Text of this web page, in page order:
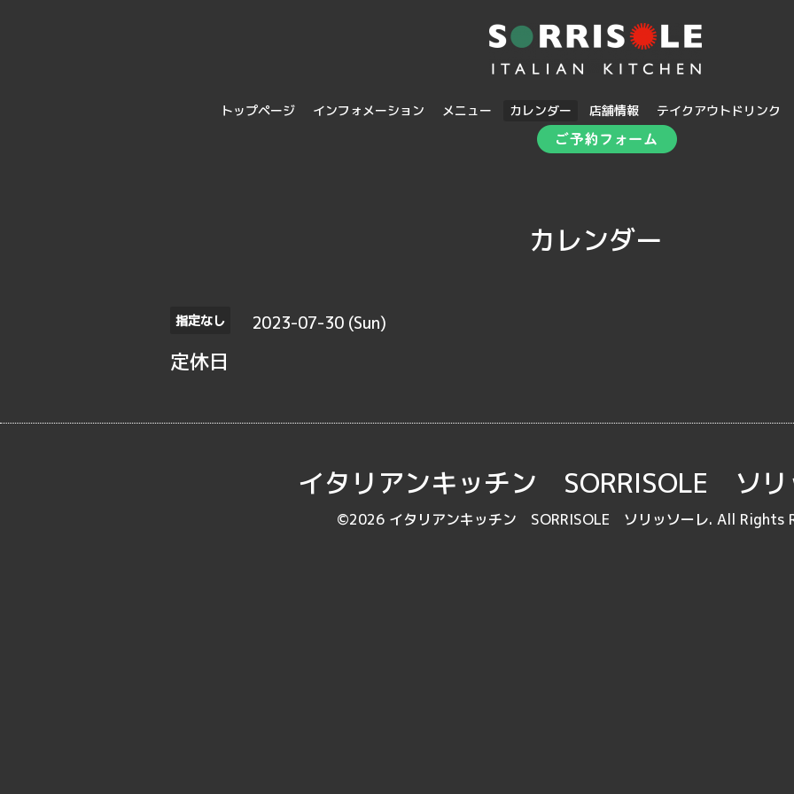
トップページ インフォメーション メニュー カレンダー 店舗情報 テイクアウトドリンク
カレンダー
指定なし 2023-07-30 (Sun)
定休日
イタリアンキッチン SORRISOLE ソリ
©2026 イタリアンキッチン SORRISOLE ソリッソーレ. All Rights